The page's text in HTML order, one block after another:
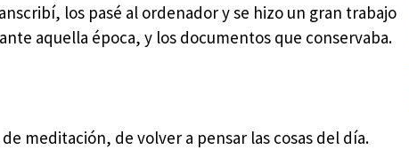
los pasé al ordenador y se hizo un gran trabajo
aquella época, y los documentos que conservaba.
meditación, de volver a pensar las cosas del día.